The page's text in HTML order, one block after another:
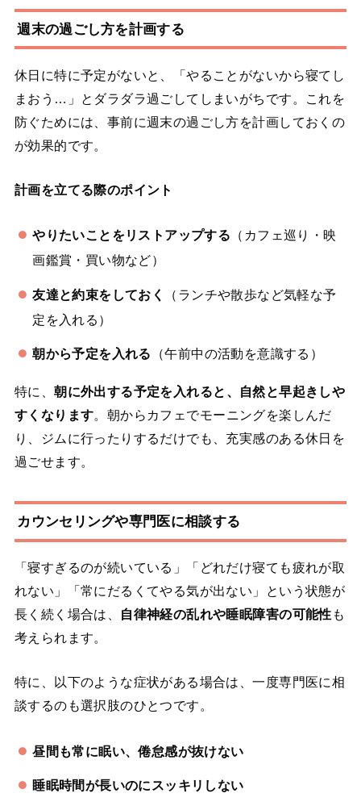
週末の過ごし方を計画する
休日に特に予定がないと、「やることがないから寝てし
まおう…」とダラダラ過ごしてしまいがちです。これを
防ぐためには、事前に週末の過ごし方を計画しておくの
が効果的です。
計画を立てる際のポイント
やりたいことをリストアップする （カフェ巡り・映
画鑑賞・買い物など）
友達と約束をしておく
（ランチや散歩など気軽な予
定を入れる）
朝から予定を入れる （午前中の活動を意識する）
特に、朝に外出する予定を入れると、自然と早起きしや
すくなります。朝からカフェでモーニングを楽しんだ
り、ジムに行ったりするだけでも、充実感のある休日を
過ごせます。
カウンセリングや専門医に相談する
「寝すぎるのが続いている」「どれだけ寝ても疲れが取
れない」「常にだるくてやる気が出ない」という状態が
長く続く場合は、 自律神経の乱れや睡眠障害の可能性 も
考えられます。
特に、以下のような症状がある場合は、一度専門医に相
談するのも選択肢のひとつです。
昼間も常に眠い、倦怠感が抜けない
睡眠時間が長いのにスッキリしない